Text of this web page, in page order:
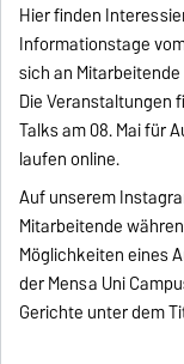
Hier finden
Informationstage
sich an
Die Veranstaltungen
Talks am 08. Mai für
laufen online.
Auf unserem
Mitarbeitende
Möglichkeiten eines
der Mensa Uni
Gerichte unter dem